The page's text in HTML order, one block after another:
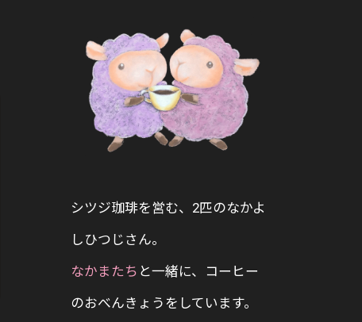
シツジ珈琲を営む、2匹のなかよ
しひつじさん。
なかまたち と一緒に、コーヒー
のおべんきょうをしています。